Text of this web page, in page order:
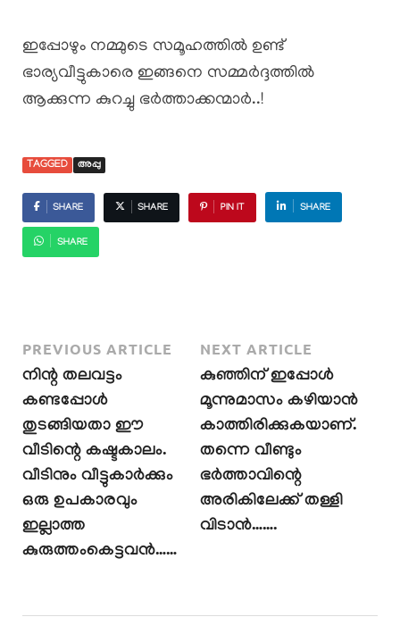
ഇപ്പോഴും നമ്മുടെ സമൂഹത്തിൽ ഉണ്ട്
ഭാര്യവീട്ടുകാരെ ഇങ്ങനെ സമ്മർദ്ദത്തിൽ
ആക്കുന്ന കുറച്ചു ഭർത്താക്കന്മാർ..!
TAGGED അപ്പു
SHARE SHARE PIN IT SHARE
SHARE
PREVIOUS ARTICLE
നിന്റ തലവട്ടം
കണ്ടപ്പോൾ
തുടങ്ങിയതാ ഈ
വീടിന്റെ കഷ്ടകാലം.
വീടിനും വീട്ടുകാർക്കും
ഒരു ഉപകാരവും
ഇല്ലാത്ത
കുരുത്തംകെട്ടവൻ……
NEXT ARTICLE
കുഞ്ഞിന് ഇപ്പോൾ
മൂന്നുമാസം കഴിയാൻ
കാത്തിരിക്കുകയാണ്.
തന്നെ വീണ്ടും
ഭർത്താവിന്റെ
അരികിലേക്ക് തള്ളി
വിടാൻ…….